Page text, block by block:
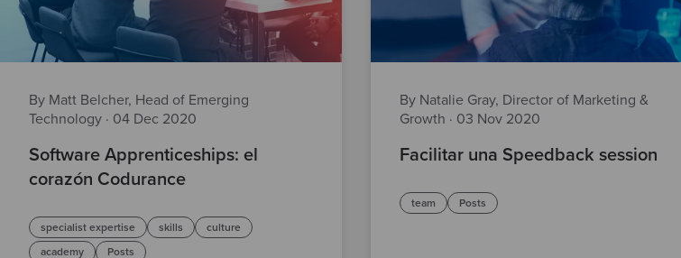
By Matt Belcher, Head of Emerging
Technology · 04 Dec 2020
Software Apprenticeships: el
corazón Codurance
specialist expertise skills
culture
academy
Posts
By Natalie Gray, Director of Marketing &
Growth · 03 Nov 2020
Facilitar una Speedback session
team Posts